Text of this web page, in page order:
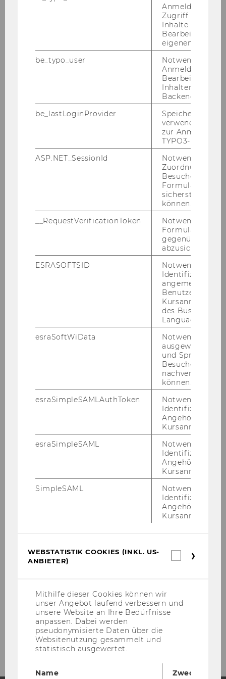
1/4
Kon­tak­tie­renSie uns, um die vir­tu­el­len Lehr-
und Lern­räu­me im FLEX Lab ken­nen­zu­ler­nen
und mög­li­che ei­ge­ne Ein­satz­sze­na­ri­en zu be­
Future Learning Experience Center
Audioproduktion
360° Szenarien
Virtuelle Lehr- und Lernräume
Termine
Anmeldung und
Zugriff auf
Inhalte oder zur
Bearbeitung des
eigenen Profils.
be_typo_user
Notwendig für
Anmeldung und
Bearbeitung von
Inhalten im
Backend.
be_lastLoginProvider
Speichert die
verwendete
zur Anmeldung
TYPO3-Backend.
ASP.NET_SessionId
Notwendig, um
Zuordnung von
Besucher zu
sicherstellen zu
können.
__RequestVerificationToken
Notwendig, um
gegenüber
abzusichern.
ESRASOFTSID
Notwendig zur
Identifizierung
angemeldeten
Benutzers im
des Business
Language
esraSoftWiData
Notwendig um
ausgewählte
und
Besuchers
nachverfolgen
können.
esraSimpleSAMLAuthToken
Notwendig zur
Identifizierung
Angehörige/r für
Kursanmeldung.
esraSimpleSAML
Notwendig zur
Identifizierung
Angehörige/r für
Kursanmeldung.
SimpleSAML
Notwendig zur
Identifizierung
Angehörige/r für
Kursanmeldung.
WEBSTATISTIK COOKIES (INKL. US-
ANBIETER)
Mithilfe dieser Cookies können wir
unser Angebot laufend verbessern und
unsere Website an Ihre Bedürfnisse
anpassen. Dabei werden
pseudonymisierte Daten über die
Websitenutzung gesammelt und
statistisch ausgewertet.
Name
Zweck